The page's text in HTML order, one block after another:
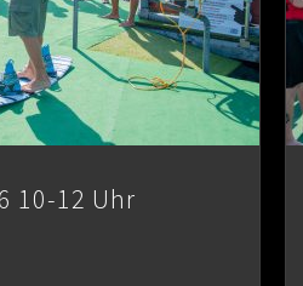
10-12 Uhr